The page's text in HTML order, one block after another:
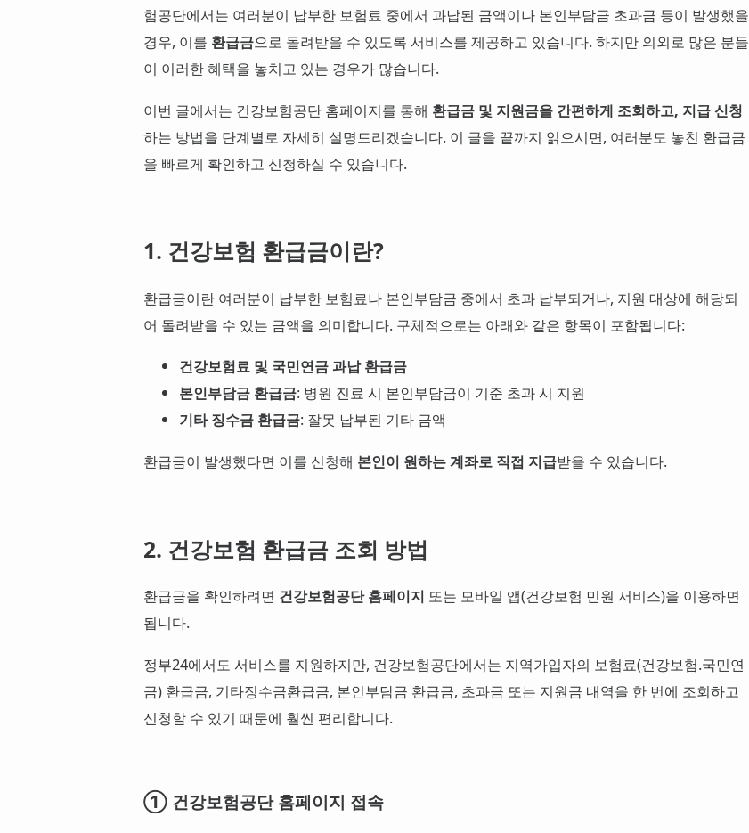
험공단에서는 여러분이 납부한 보험료 중에서 과납된 금액이나 본인부담금 초과금 등이 발생했을
경우, 이를 환급금으로 돌려받을 수 있도록 서비스를 제공하고 있습니다. 하지만 의외로 많은 분들
이 이러한 혜택을 놓치고 있는 경우가 많습니다.
이번 글에서는 건강보험공단 홈페이지를 통해 환급금 및 지원금을 간편하게 조회하고, 지급 신청
하는 방법을 단계별로 자세히 설명드리겠습니다. 이 글을 끝까지 읽으시면, 여러분도 놓친 환급금
을 빠르게 확인하고 신청하실 수 있습니다.
1. 건강보험 환급금이란?
환급금이란 여러분이 납부한 보험료나 본인부담금 중에서 초과 납부되거나, 지원 대상에 해당되
어 돌려받을 수 있는 금액을 의미합니다. 구체적으로는 아래와 같은 항목이 포함됩니다:
건강보험료 및 국민연금 과납 환급금
본인부담금 환급금: 병원 진료 시 본인부담금이 기준 초과 시 지원
기타 징수금 환급금: 잘못 납부된 기타 금액
환급금이 발생했다면 이를 신청해 본인이 원하는 계좌로 직접 지급받을 수 있습니다.
2. 건강보험 환급금 조회 방법
환급금을 확인하려면 건강보험공단 홈페이지 또는 모바일 앱(건강보험 민원 서비스)을 이용하면
됩니다.
정부24에서도 서비스를 지원하지만, 건강보험공단에서는 지역가입자의 보험료(건강보험.국민연
금) 환급금, 기타징수금환급금, 본인부담금 환급금, 초과금 또는 지원금 내역을 한 번에 조회하고
신청할 수 있기 때문에 훨씬 편리합니다.
① 건강보험공단 홈페이지 접속